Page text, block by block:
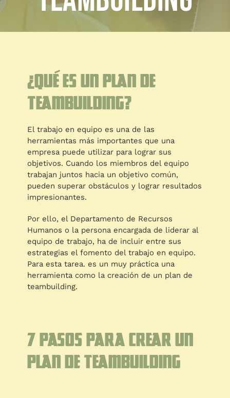
¿Qué es un plan de
teambuilding?
El trabajo en equipo es una de las
herramientas más importantes que una
empresa puede utilizar para lograr sus
objetivos. Cuando los miembros del equipo
trabajan juntos hacia un objetivo común,
pueden superar obstáculos y lograr resultados
impresionantes.
Por ello, el Departamento de Recursos
Humanos o la persona encargada de liderar al
equipo de trabajo, ha de incluir entre sus
estrategias el fomento del trabajo en equipo.
Para esta tarea. es un muy práctica una
herramienta como la creación de un plan de
teambuilding.
7 Pasos para crear un
plan de teambuilding